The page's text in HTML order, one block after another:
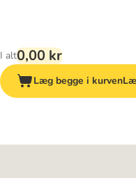
I alt0,00 kr
Læg begge i kurven